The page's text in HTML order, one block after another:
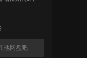
他网盘吧